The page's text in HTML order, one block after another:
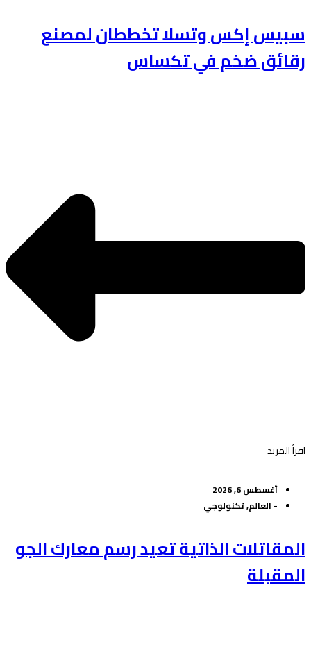
سبيس إكس وتسلا تخططان لمصنع
رقائق ضخم في تكساس
اقرأ المزيد
أغسطس 6, 2026
- العالم,تكنولوجي
المقاتلات الذاتية تعيد رسم معارك الجو
المقبلة